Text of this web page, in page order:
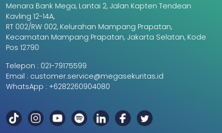
Menara Bank Mega, Lantai 2, Jalan Kapten Tendean
Kavling 12-14A,
RT 002/RW 002, Kelurahan Mampang Prapatan,
Kecamatan Mampang Prapatan, Jakarta Selatan, Kode
Pos 12790
Telepon : 021-79175599
Email : customer.service@megasekuritas.id
WhatsApp : +6282260904080